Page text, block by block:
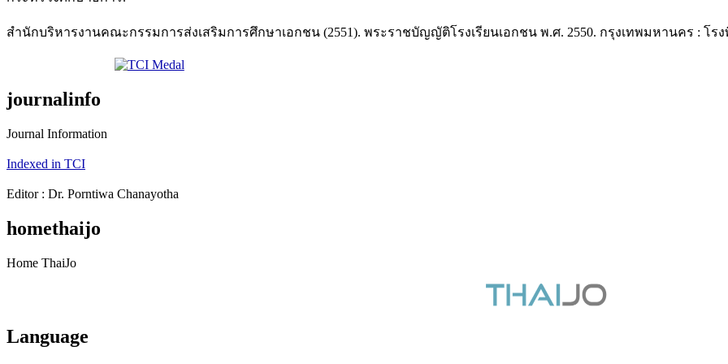
สำนักบริหารงานคณะกรรมการส่งเสริมการศึกษาเอกชน (2551). พระราชบัญญัติโรงเรียนเอกชน พ.ศ. 2550. กรุงเทพมหานคร : โร
journalinfo
Journal Information
Indexed in TCI
Editor : Dr. Porntiwa Chanayotha
homethaijo
Home ThaiJo
Language